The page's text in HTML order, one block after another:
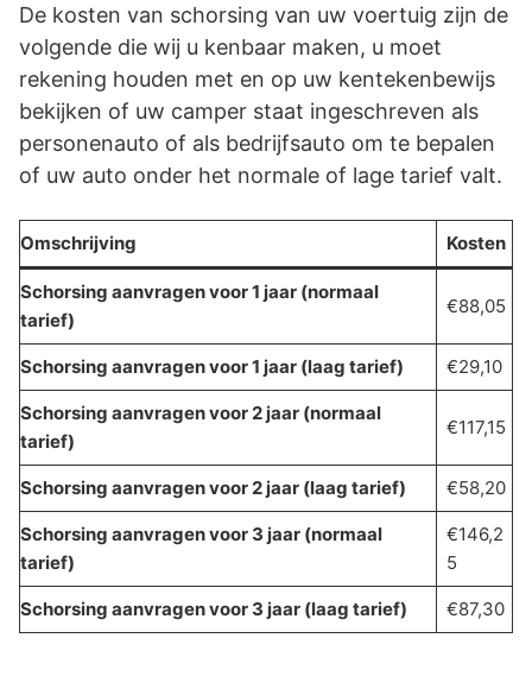
De kosten van schorsing van uw voertuig zijn de
volgende die wij u kenbaar maken, u moet
rekening houden met en op uw kentekenbewijs
bekijken of uw camper staat ingeschreven als
personenauto of als bedrijfsauto om te bepalen
of uw auto onder het normale of lage tarief valt.
Omschrijving Kosten
Schorsing aanvragen voor 1 jaar (normaal
tarief)
€88,05
Schorsing aanvragen voor 1 jaar (laag tarief) €29,10
Schorsing aanvragen voor 2 jaar (normaal
tarief)
€117,15
Schorsing aanvragen voor 2 jaar (laag tarief) €58,20
Schorsing aanvragen voor 3 jaar (normaal
tarief)
€146,2
5
Schorsing aanvragen voor 3 jaar (laag tarief) €87,30